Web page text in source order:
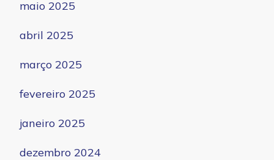
maio 2025
abril 2025
março 2025
fevereiro 2025
janeiro 2025
dezembro 2024